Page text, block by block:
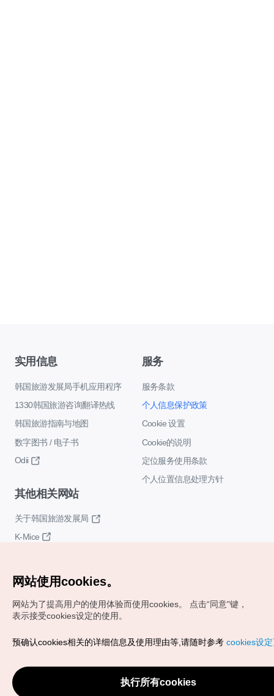
实用信息
韩国旅游发展局手机应用程序
1330韩国旅游咨询翻译热线
韩国旅游指南与地图
数字图书 / 电子书
Odii
服务
服务条款
个人信息保护政策
Cookie 设置
Cookie的说明
定位服务使用条款
个人位置信息处理方针
其他相关网站
关于韩国旅游发展局
K-Mice
Copyrights (c) 韩国旅游发展局版权所有
VISITKOREA官方邮箱
chnsim@knto.or.kr
网站使用cookies。
网站为了提高用户的使用体验而使用cookies。
点击“同意"键，
表示接受cookies设定的使用。
预确认cookies相关的详细信息及使用理由等,请随时参考 cookies设
执行所有cookies